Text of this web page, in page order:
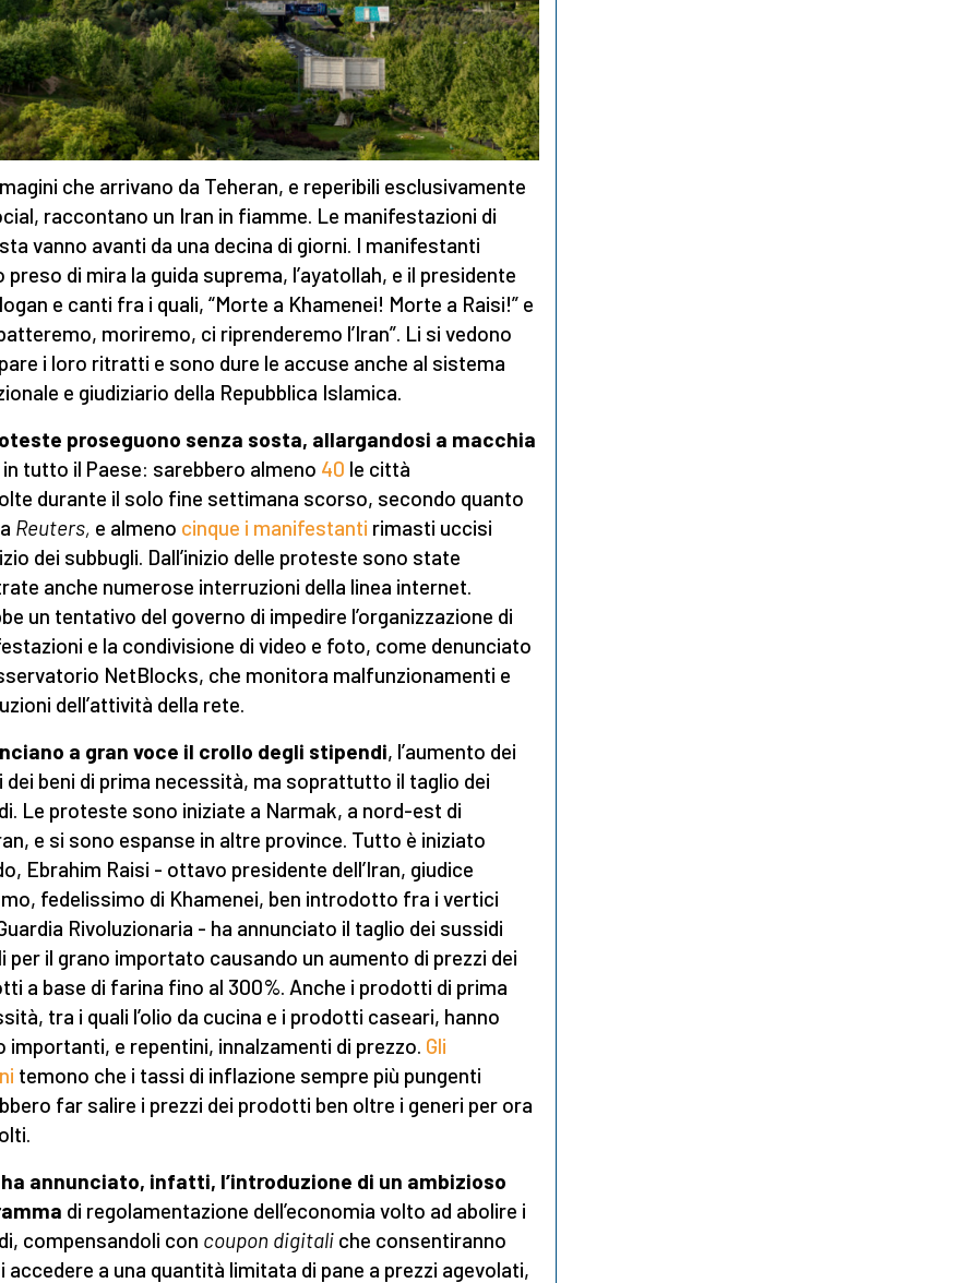
che arrivano da Teheran, e reperibili esclusivamente
raccontano un Iran in fiamme. Le manifestazioni di
vanno avanti da una decina di giorni. I manifestanti
preso di mira la guida suprema, l’ayatollah, e il presidente
e canti fra i quali, “Morte a Khamenei! Morte a Raisi!” e
moriremo, ci riprenderemo l’Iran”. Li si vedono
i loro ritratti e sono dure le accuse anche al sistema
e giudiziario della Repubblica Islamica.
proseguono senza sosta, allargandosi a macchia
in tutto il Paese: sarebbero almeno 40 le città
durante il solo fine settimana scorso, secondo quanto
Reuters, e almeno cinque i manifestanti rimasti uccisi
dei subbugli. Dall’inizio delle proteste sono state
anche numerose interruzioni della linea internet.
un tentativo del governo di impedire l’organizzazione di
e la condivisione di video e foto, come denunciato
NetBlocks, che monitora malfunzionamenti e
dell’attività della rete.
a gran voce il crollo degli stipendi, l’aumento dei
dei beni di prima necessità, ma soprattutto il taglio dei
Le proteste sono iniziate a Narmak, a nord-est di
e si sono espanse in altre province. Tutto è iniziato
Ebrahim Raisi - ottavo presidente dell’Iran, giudice
fedelissimo di Khamenei, ben introdotto fra i vertici
Rivoluzionaria - ha annunciato il taglio dei sussidi
per il grano importato causando un aumento di prezzi dei
a base di farina fino al 300%. Anche i prodotti di prima
tra i quali l’olio da cucina e i prodotti caseari, hanno
importanti, e repentini, innalzamenti di prezzo. Gli
temono che i tassi di inflazione sempre più pungenti
far salire i prezzi dei prodotti ben oltre i generi per ora
annunciato, infatti, l’introduzione di un ambizioso
di regolamentazione dell’economia volto ad abolire i
compensandoli con coupon digitali che consentiranno
accedere a una quantità limitata di pane a prezzi agevolati,